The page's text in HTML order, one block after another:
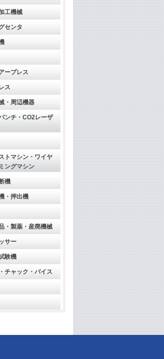
工機械
センタ
ープレス
ス
・周辺機器
ンチ・CO2レーザ
トマシン・ワイヤ
ングマシン
機
・押出機
・製薬・産廃機械
サー
験機
チャック・バイス